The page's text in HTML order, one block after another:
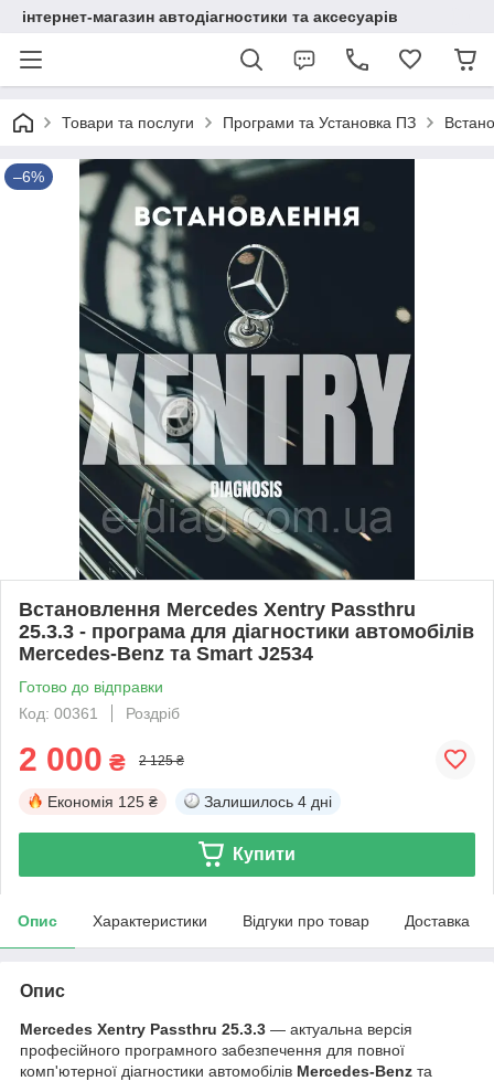
інтернет-магазин автодіагностики та аксесуарів
Товари та послуги Програми та Установка ПЗ
–6%
Встановлення Mercedes Xentry Passthru
25.3.3 - програма для діагностики автомобілів
Mercedes-Benz та Smart J2534
Готово до відправки
Код: 00361
Роздріб
2 000 ₴ 2 125 ₴
Економія 125 ₴ Залишилось 4 дні
Купити
Опис Характеристики Відгуки про товар Доставка
Опис
Mercedes Xentry Passthru 25.3.3 — актуальна версія
професійного програмного забезпечення для повної
комп'ютерної діагностики автомобілів Mercedes-Benz та